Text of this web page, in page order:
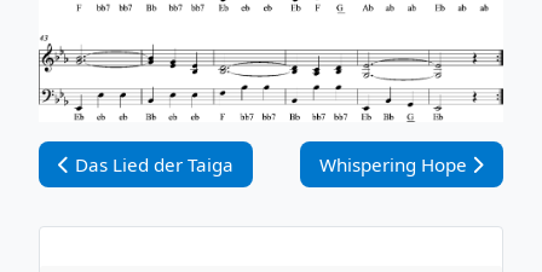
Vorheriger Beitrag: Das Lied der Taiga
Das Lied der Taiga Nächster Beitrag:
Whispering Hope